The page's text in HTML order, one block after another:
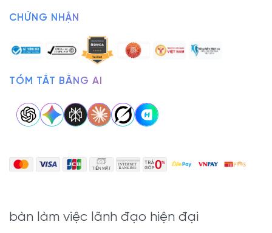
bàn làm việc lãnh đạo hiện đại
CHỨNG NHẬN
TÓM TẮT BẰNG AI